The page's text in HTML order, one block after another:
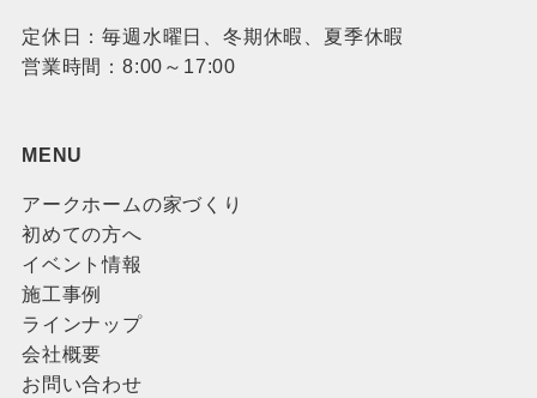
定休日：毎週水曜日、冬期休暇、夏季休暇
営業時間：8:00～17:00
MENU
アークホームの家づくり
初めての方へ
イベント情報
施工事例
ラインナップ
会社概要
お問い合わせ